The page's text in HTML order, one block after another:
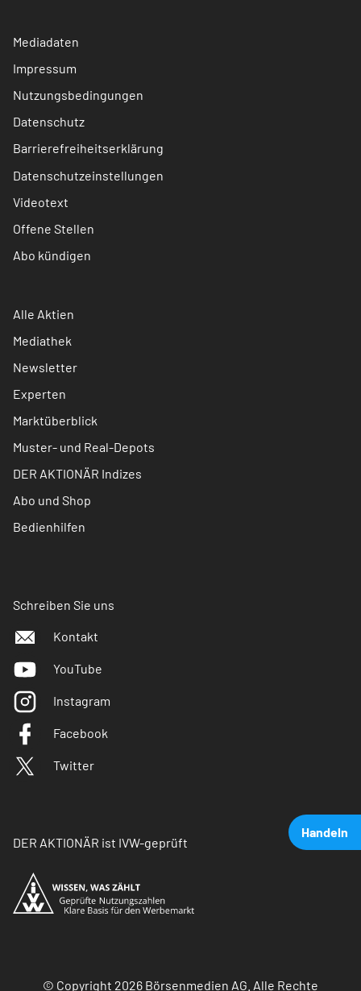
Handeln
Mediadaten
Impressum
Nutzungsbedingungen
Datenschutz
Barrierefreiheitserklärung
Datenschutzeinstellungen
Videotext
Offene Stellen
Abo kündigen
Alle Aktien
Mediathek
Newsletter
Experten
Marktüberblick
Muster- und Real-Depots
DER AKTIONÄR Indizes
Abo und Shop
Bedienhilfen
Schreiben Sie uns
Kontakt
YouTube
Instagram
Facebook
Twitter
DER AKTIONÄR ist IVW-geprüft
© Copyright 2026 Börsenmedien AG. Alle Rechte